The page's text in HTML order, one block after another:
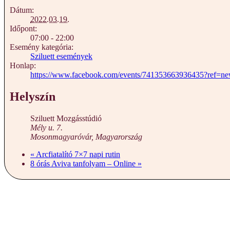
Dátum:
2022.03.19.
Időpont:
07:00 - 22:00
Esemény kategória:
Sziluett események
Honlap:
https://www.facebook.com/events/
Helyszín
Sziluett Mozgásstúdió
Mély u. 7.
Mosonmagyaróvár, Magyarország
« Arcfiatalító 7×7 napi rutin
8 órás Aviva tanfolyam – Online »